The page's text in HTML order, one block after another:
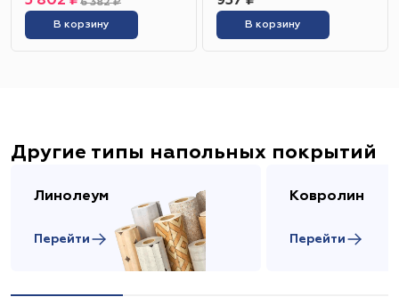
6 382 ₽
В корзину В корзину
Другие типы напольных покрытий
Линолеум
Перейти
Ковролин
Перейти